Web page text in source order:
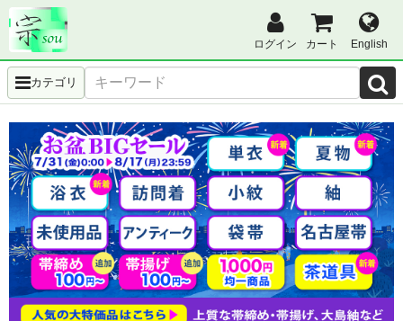
ログイン カート English
カテゴリ